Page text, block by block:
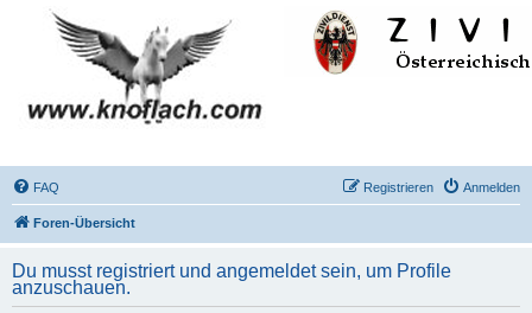
FAQ Anmelden
Registrieren
Foren-Übersicht
Du musst registriert und angemeldet sein, um Profile
anzuschauen.